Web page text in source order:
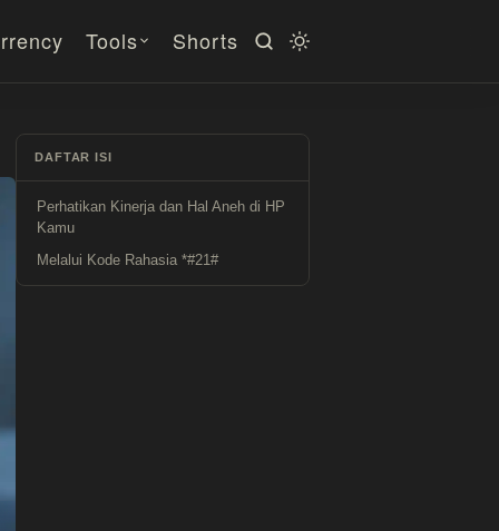
Tools Shorts
DAFTAR ISI
Perhatikan Kinerja dan Hal Aneh di HP
Kamu
Melalui Kode Rahasia *#21#